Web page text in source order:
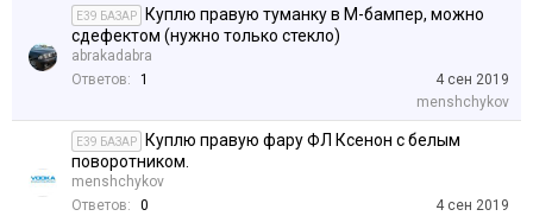
E39 БАЗАР
Куплю правую туманку в М-бампер, можно
сдефектом (нужно только стекло)
abrakadabra
Ответов:
1
4 сен 2019
menshchykov
E39 БАЗАР
Куплю правую фару ФЛ Ксенон с белым
поворотником.
menshchykov
Ответов:
0
4 сен 2019